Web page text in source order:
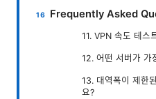
Frequently Asked
11. VPN 속도 테스
12. 어떤 서버가 가
13. 대역폭이 제한
요?